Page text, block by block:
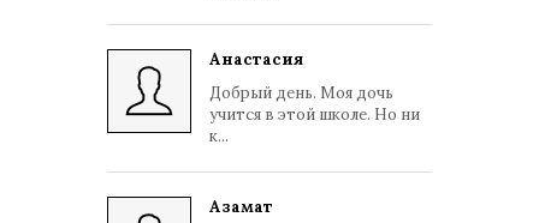
Анастасия
Добрый день. Моя дочь
учится в этой школе. Но ни
к...
Азамат